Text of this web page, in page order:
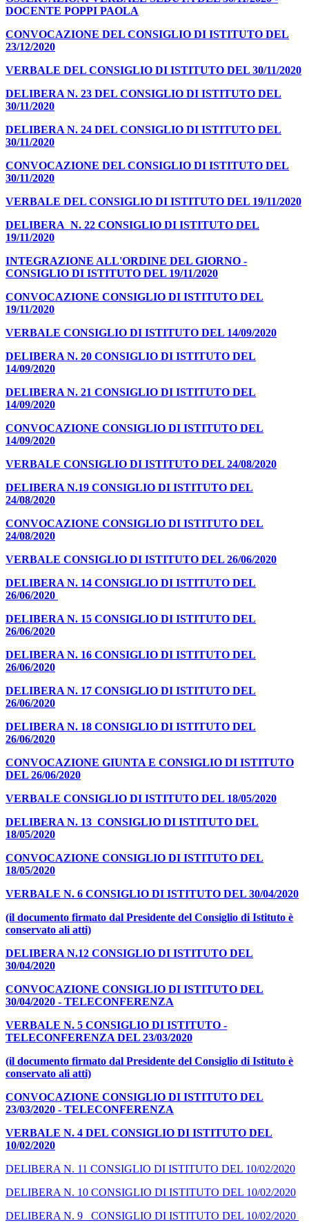
DOCENTE POPPI PAOLA
CONVOCAZIONE DEL CONSIGLIO DI ISTITUTO DEL
23/12/2020
VERBALE DEL CONSIGLIO DI ISTITUTO DEL 30/11/2020
DELIBERA N. 23 DEL CONSIGLIO DI ISTITUTO DEL
30/11/2020
DELIBERA N. 24 DEL CONSIGLIO DI ISTITUTO DEL
30/11/2020
CONVOCAZIONE DEL CONSIGLIO DI ISTITUTO DEL
30/11/2020
VERBALE DEL CONSIGLIO DI ISTITUTO DEL 19/11/2020
DELIBERA N. 22 CONSIGLIO DI ISTITUTO DEL
19/11/2020
INTEGRAZIONE ALL'ORDINE DEL GIORNO -
CONSIGLIO DI ISTITUTO DEL 19/11/2020
CONVOCAZIONE CONSIGLIO DI ISTITUTO DEL
19/11/2020
VERBALE CONSIGLIO DI ISTITUTO DEL 14/09/2020
DELIBERA N. 20 CONSIGLIO DI ISTITUTO DEL
14/09/2020
DELIBERA N. 21 CONSIGLIO DI ISTITUTO DEL
14/09/2020
CONVOCAZIONE CONSIGLIO DI ISTITUTO DEL
14/09/2020
VERBALE CONSIGLIO DI ISTITUTO DEL 24/08/2020
DELIBERA N.19 CONSIGLIO DI ISTITUTO DEL
24/08/2020
CONVOCAZIONE CONSIGLIO DI ISTITUTO DEL
24/08/2020
VERBALE CONSIGLIO DI ISTITUTO DEL 26/06/2020
DELIBERA N. 14 CONSIGLIO DI ISTITUTO DEL
26/06/2020
DELIBERA N. 15 CONSIGLIO DI ISTITUTO DEL
26/06/2020
DELIBERA N. 16 CONSIGLIO DI ISTITUTO DEL
26/06/2020
DELIBERA N. 17 CONSIGLIO DI ISTITUTO DEL
26/06/2020
DELIBERA N. 18 CONSIGLIO DI ISTITUTO DEL
26/06/2020
CONVOCAZIONE GIUNTA E CONSIGLIO DI ISTITUTO
DEL 26/06/2020
VERBALE CONSIGLIO DI ISTITUTO DEL 18/05/2020
DELIBERA N. 13 CONSIGLIO DI ISTITUTO DEL
18/05/2020
CONVOCAZIONE CONSIGLIO DI ISTITUTO DEL
18/05/2020
VERBALE N. 6 CONSIGLIO DI ISTITUTO DEL 30/04/2020
(il documento firmato dal Presidente del Consiglio di Istituto è
conservato ali atti)
DELIBERA N.12 CONSIGLIO DI ISTITUTO DEL
30/04/2020
CONVOCAZIONE CONSIGLIO DI ISTITUTO DEL
30/04/2020 - TELECONFERENZA
VERBALE N. 5 CONSIGLIO DI ISTITUTO -
TELECONFERENZA DEL 23/03/2020
(il documento firmato dal Presidente del Consiglio di Istituto è
conservato ali atti)
CONVOCAZIONE CONSIGLIO DI ISTITUTO DEL
23/03/2020 - TELECONFERENZA
VERBALE N. 4 DEL CONSIGLIO DI ISTITUTO DEL
10/02/2020
DELIBERA N. 11 CONSIGLIO DI ISTITUTO DEL 10/02/2020
DELIBERA N. 10 CONSIGLIO DI ISTITUTO DEL 10/02/2020
DELIBERA N. 9 CONSIGLIO DI ISTITUTO DEL 10/02/2020